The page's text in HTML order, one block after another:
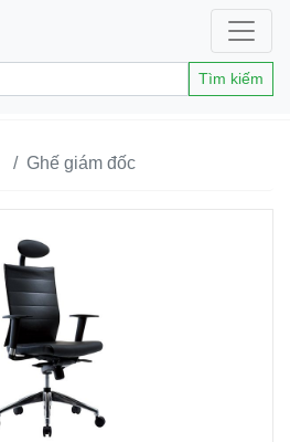
Tìm kiếm
Ghế giám đốc